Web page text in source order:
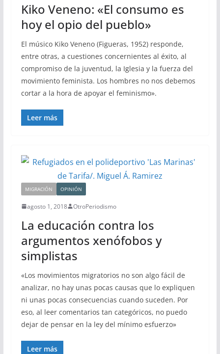
Kiko Veneno: «El consumo es
hoy el opio del pueblo»
El músico Kiko Veneno (Figueras, 1952) responde,
entre otras, a cuestiones concernientes al éxito, al
compromiso de la juventud, la Iglesia y la fuerza del
movimiento feminista. Los hombres no nos debemos
cortar a la hora de apoyar el feminismo».
Leer más
MIGRACIÓN OPINIÓN
agosto 1, 2018 OtroPeriodismo
La educación contra los
argumentos xenófobos y
simplistas
«Los movimientos migratorios no son algo fácil de
analizar, no hay unas pocas causas que lo expliquen
ni unas pocas consecuencias cuando suceden. Por
eso, al leer comentarios tan categóricos, no puedo
dejar de pensar en la ley del mínimo esfuerzo»
Leer más